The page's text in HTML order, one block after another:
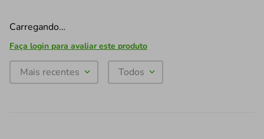
Carregando…
Faça login para avaliar este produto
Mais recentes Todos